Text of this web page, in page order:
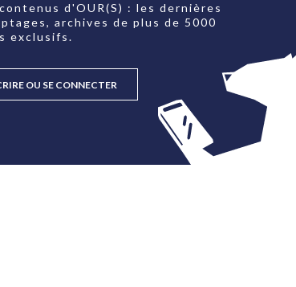
d'OUR(S) : les dernières
archives de plus de 5000
exclusifs.
OU SE CONNECTER